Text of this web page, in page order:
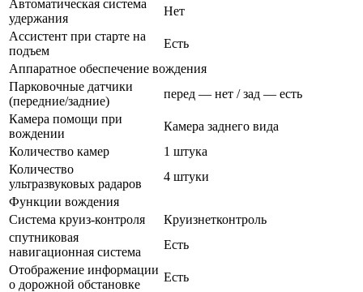
Автоматическая система
удержания
Нет
Ассистент при старте на
подъем
Есть
Аппаратное обеспечение вождения
Парковочные датчики
(передние/задние)
перед — нет / зад — есть
Камера помощи при
вождении
Камера заднего вида
Количество камер
1 штука
Количество
ультразвуковых радаров
4 штуки
Функции вождения
Система круиз-контроля
Круизнетконтроль
спутниковая
навигационная система
Есть
Отображение информации
о дорожной обстановке
Есть